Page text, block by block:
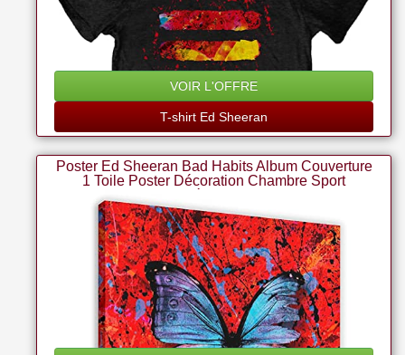
VOIR L'OFFRE
T-shirt Ed Sheeran
Poster Ed Sheeran Bad Habits Album Couverture
1 Toile Poster Décoration Chambre Sport
Paysage Bureau Décor Cadeau 40 X 40 Cm